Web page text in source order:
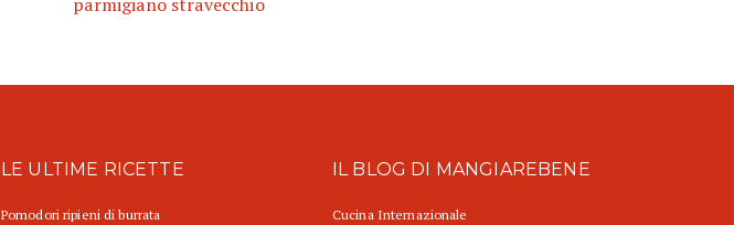
LE ULTIME RICETTE
Pomodori ripieni di burrata
IL BLOG DI MANGIAREBENE
Cucina Internazionale